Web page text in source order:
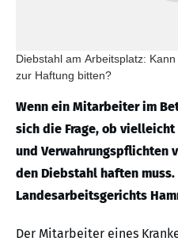
Diebstahl am Arbeitsplatz:
zur Haftung bitten?
Wenn ein Mitarbeiter im
sich die Frage, ob
und Verwahrungspflichten
den Diebstahl haften muss.
Landesarbeitsgerichts
Der Mitarbeiter eines